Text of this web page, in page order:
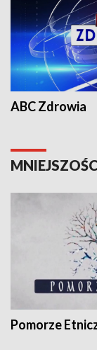
ABC Zdrowia
Pomorze